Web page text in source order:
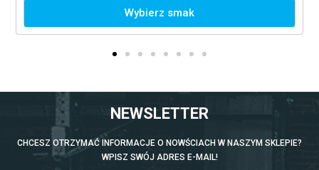
Wybierz smak
NEWSLETTER
CHCESZ OTRZYMAĆ INFORMACJE O NOWŚCIACH W NASZYM SKLEPIE?
WPISZ SWÓJ ADRES E-MAIL!